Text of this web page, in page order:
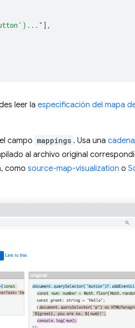
],
leer la especificación del mapa
campo mappings . Usa una
al archivo original
como source-map-visualization o